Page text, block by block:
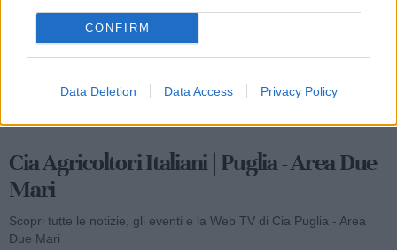
CONFIRM
Data Deletion Data Access Privacy Policy
Cia Agricoltori Italiani | Puglia - Area Due
Mari
Scopri tutte le notizie, gli eventi e la Web TV di Cia Puglia - Area
Due Mari